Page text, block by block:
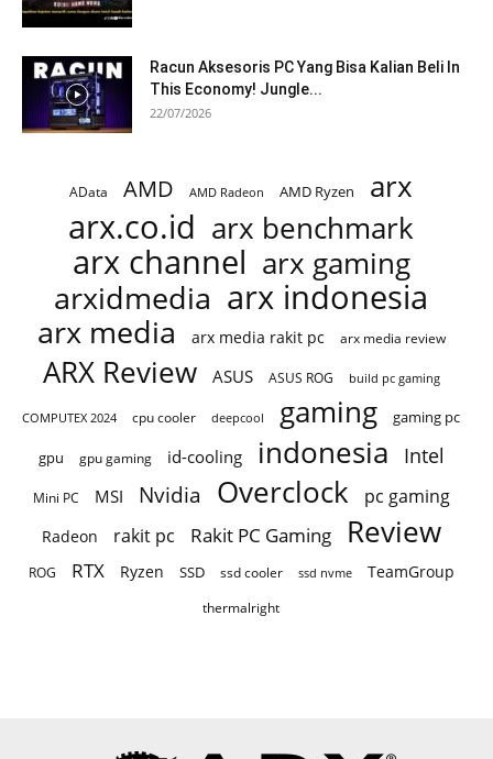
Racun Aksesoris PC Yang Bisa Kalian Beli In
This Economy! Jungle...
22/07/2026
AData AMD AMD Radeon AMD Ryzen arx
arx.co.id arx benchmark
arx channel arx gaming
arxidmedia arx indonesia
arx media arx media rakit pc arx media review
ARX Review ASUS ASUS ROG build pc gaming
COMPUTEX 2024 cpu cooler deepcool gaming gaming pc
gpu gpu gaming id-cooling indonesia Intel
Mini PC MSI Nvidia Overclock pc gaming
Radeon rakit pc Rakit PC Gaming Review
ROG RTX Ryzen SSD ssd cooler ssd nvme TeamGroup
thermalright